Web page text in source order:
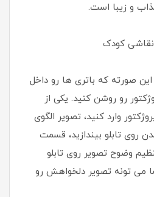
و زیبا است.
نقاشی کودک
این صورته که باتری ها رو داخل
رو روشن کنید. یکی از
وارد کنید، تصویر الگوی
روی تابلو بیندازید، قسمت
وضوح تصویر روی تابلو
می تونه تصویر دلخواهش رو